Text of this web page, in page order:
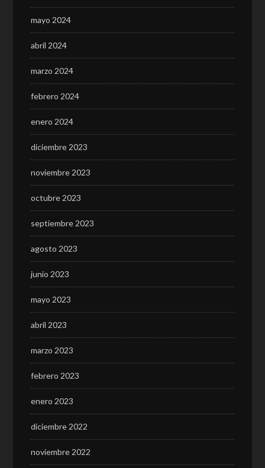
mayo 2024
abril 2024
marzo 2024
febrero 2024
enero 2024
diciembre 2023
noviembre 2023
octubre 2023
septiembre 2023
agosto 2023
junio 2023
mayo 2023
abril 2023
marzo 2023
febrero 2023
enero 2023
diciembre 2022
noviembre 2022